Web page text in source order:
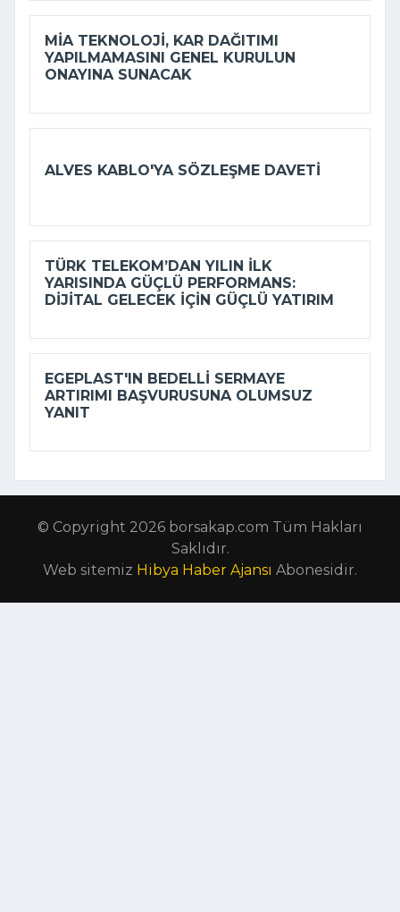
MİA TEKNOLOJI, KAR DAĞITIMI
YAPILMAMASINI GENEL KURULUN
ONAYINA SUNACAK
ALVES KABLO'YA SÖZLEŞME DAVETI
TÜRK TELEKOM’DAN YILIN ILK
YARISINDA GÜÇLÜ PERFORMANS:
DIJITAL GELECEK IÇIN GÜÇLÜ YATIRIM
EGEPLAST'IN BEDELLI SERMAYE
ARTIRIMI BAŞVURUSUNA OLUMSUZ
YANIT
© Copyright 2026 borsakap.com Tüm Hakları
Saklıdır.
Web sitemiz Hibya Haber Ajansı Abonesidir.